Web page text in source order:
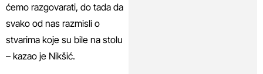
ćemo razgovarati, do tada da
svako od nas razmisli o
stvarima koje su bile na stolu
– kazao je Nikšić.